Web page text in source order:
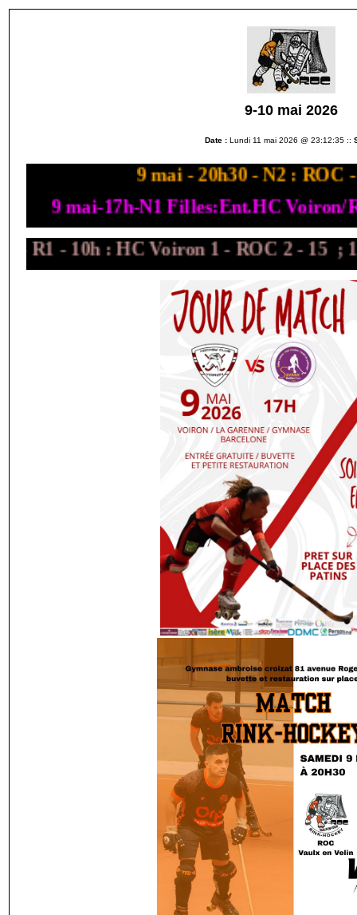
9-10 mai 2026
Date :Lundi 11 mai 2026 @ 23:12:35 ::
9 mai - 20h30 - N2 :
9 mai-17h-N1 Filles:Ent.HC Voiron/
R1 - 10h : HC Voiron 1 - ROC 2 - 15 ;